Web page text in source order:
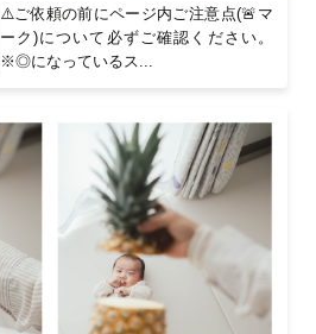
⚠️ご依頼の前にページ内ご注意点(🚨マ
ーク)について必ずご確認ください。
※◎になっているス...